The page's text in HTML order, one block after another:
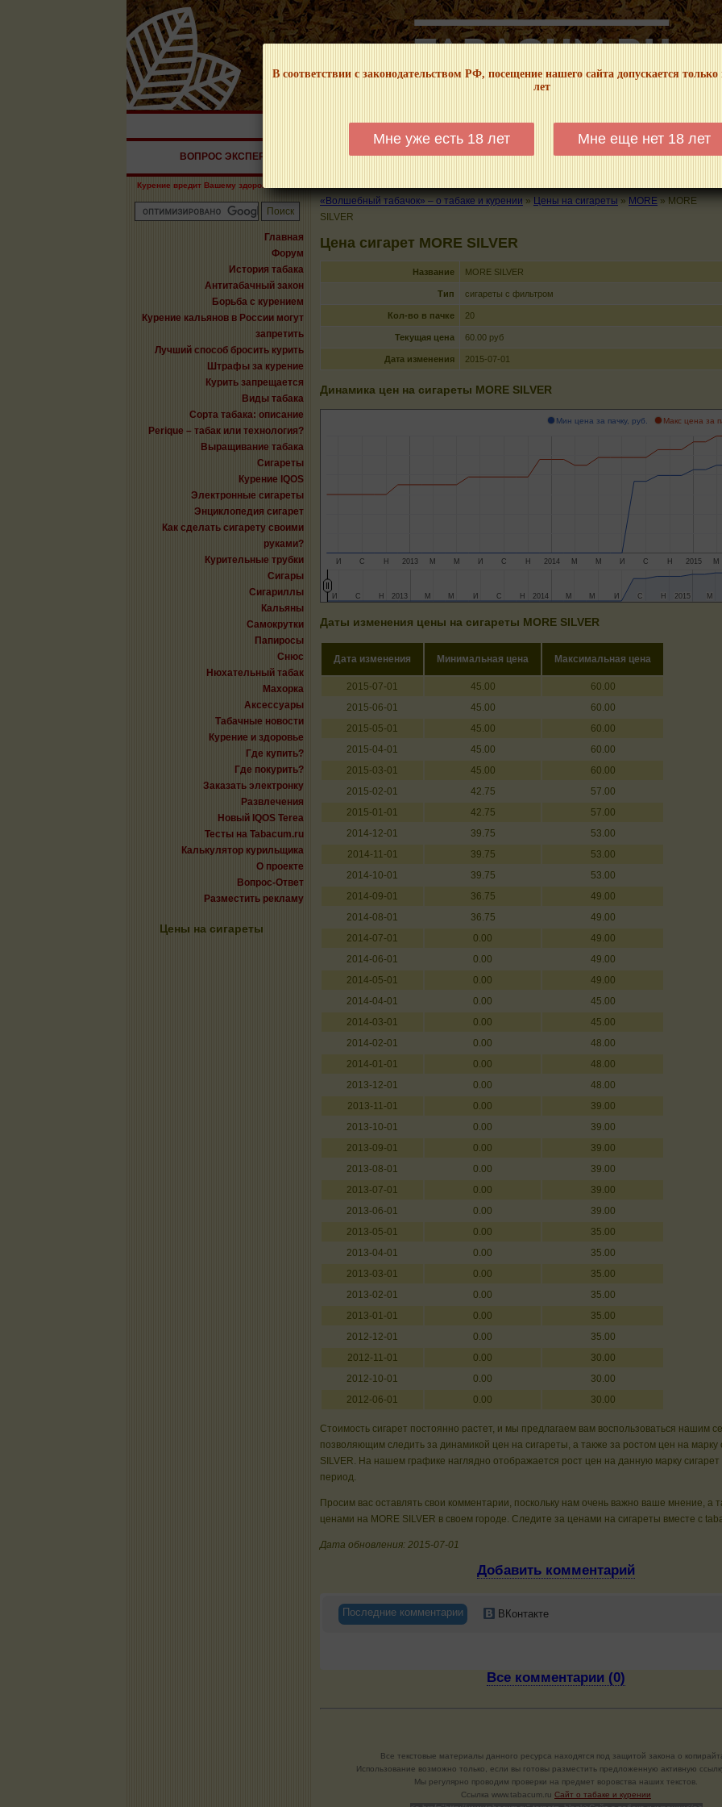
В соответствии с законодательством РФ, посещение нашего сайта допускается
лет
Мне уже есть 18 лет Мне еще нет 18 лет
НАШ ПОРТАЛ – ИНФОРМАЦИОННЫЙ! МЫ НЕ ЗАНИМАЕМСЯ ПРОДАЖЕЙ И РЕКЛАМОЙ
ВОПРОС ЭКСПЕРТУ КАЛЬЯНЫ ТРУБКИ ГДЕ КУПИТЬ ГДЕ ПОКУРИТЬ КУРЕНИЕ И
Курение вредит Вашему здоровью!
Главная
Форум
История табака
Антитабачный закон
Борьба с курением
Курение кальянов в России могут
запретить
Лучший способ бросить курить
Штрафы за курение
Курить запрещается
Виды табака
Сорта табака: описание
Perique – табак или технология?
Выращивание табака
Сигареты
Курение IQOS
Электронные сигареты
Энциклопедия сигарет
Как сделать сигарету своими
руками?
Курительные трубки
Сигары
Сигариллы
Кальяны
Самокрутки
Папиросы
Снюс
Нюхательный табак
Махорка
Аксессуары
Табачные новости
Курение и здоровье
Где купить?
Где покурить?
Заказать электронку
Развлечения
Новый IQOS Terea
Тесты на Tabacum.ru
Калькулятор курильщика
О проекте
Вопрос-Ответ
Разместить рекламу
Цены на сигареты
«Волшебный табачок» – о табаке и курении » Цены на сигареты » MORE » MORE
SILVER
Цена сигарет MORE SILVER
Название MORE SILVER
Тип сигареты с фильтром
Кол-во в пачке 20
Текущая цена 60.00 руб
Дата изменения 2015-07-01
Динамика цен на сигареты MORE SILVER
Мин цена за пачку, руб. Макс цена за
2013 2014 2015
И С Н М М И С Н М М И С Н М
2013
2013 2014
2014 2015
2015
ИИ С
С НН М
М М
М ИИ С
С НН М
М М
М ИИ С
С НН М
М
Даты изменения цены на сигареты MORE SILVER
Дата изменения Минимальная цена Максимальная цена
2015-07-01 45.00
60.00
2015-06-01
45.00
60.00
2015-05-01
45.00
60.00
2015-04-01
45.00
60.00
2015-03-01
45.00
60.00
2015-02-01
42.75
57.00
2015-01-01
42.75
57.00
2014-12-01
39.75
53.00
2014-11-01
39.75
53.00
2014-10-01
39.75
53.00
2014-09-01
36.75
49.00
2014-08-01
36.75
49.00
2014-07-01
0.00
49.00
2014-06-01
0.00
49.00
2014-05-01
0.00
49.00
2014-04-01
0.00
45.00
2014-03-01
0.00
45.00
2014-02-01
0.00
48.00
2014-01-01
0.00
48.00
2013-12-01
0.00
48.00
2013-11-01
0.00
39.00
2013-10-01
0.00
39.00
2013-09-01
0.00
39.00
2013-08-01
0.00
39.00
2013-07-01
0.00
39.00
2013-06-01
0.00
39.00
2013-05-01
0.00
35.00
2013-04-01
0.00
35.00
2013-03-01
0.00
35.00
2013-02-01
0.00
35.00
2013-01-01
0.00
35.00
2012-12-01
0.00
35.00
2012-11-01
0.00
30.00
2012-10-01
0.00
30.00
2012-06-01
0.00 30.00
Стоимость сигарет постоянно растет, и мы предлагаем вам воспользоваться нашим
позволяющим следить за динамикой цен на сигареты, а также за ростом цен на марку
SILVER. На нашем графике наглядно отображается рост цен на данную марку сигарет
период.
Просим вас оставлять свои комментарии, поскольку нам очень важно ваше мнение, а
ценами на MORE SILVER в своем городе. Следите за ценами на сигареты вместе с
Дата обновления: 2015-07-01
Добавить комментарий
Последние комментарии ВКонтакте
Все комментарии (0)
Все текстовые материалы данного ресурса находятся под защитой закона о
Использование возможно только, если вы готовы разместить предложенную активную
Мы регулярно проводим проверки на предмет воровства наших текстов.
Cсылка www.tabacum.ru Сайт о табаке и курении